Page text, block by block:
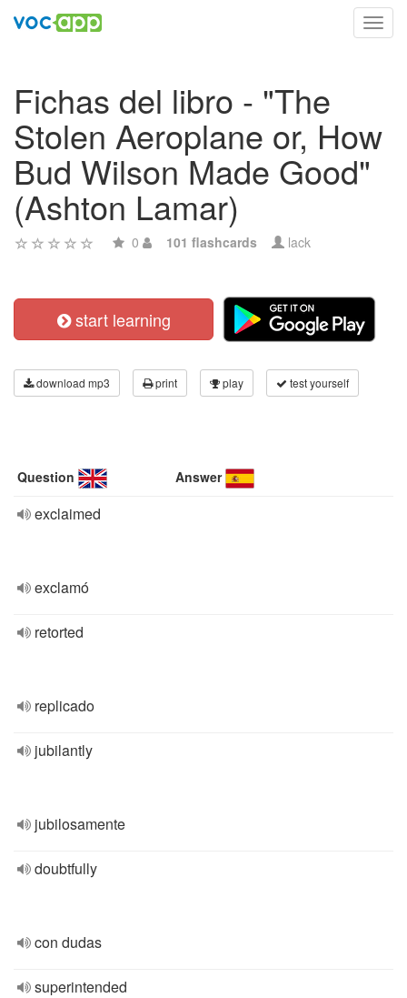
Fichas del libro - "The
Stolen Aeroplane or, How
Bud Wilson Made Good"
(Ashton Lamar)
0 101 flashcards lack
start learning
download mp3 print play test yourself
Question Answer
exclaimed
exclamó
retorted
replicado
jubilantly
jubilosamente
doubtfully
con dudas
superintended